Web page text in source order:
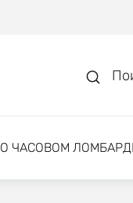
О ЧАСОВОМ